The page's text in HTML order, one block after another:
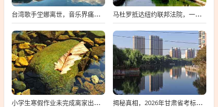
台湾歌手坣娜离世，音乐界痛失璀璨之星 马杜罗抵达纽约联邦法院，一场备受瞩目的司法之旅
小学生寒假作业未完成离家出走，深度探究背后的原因与应对策略 揭秘真相，2026年甘肃省考标准答案不实传闻背后的真相探索